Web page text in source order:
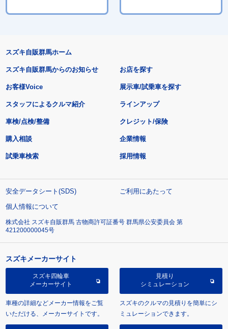
スズキ自販群馬ホーム
スズキ自販群馬からのお知らせ
お客様Voice
スタッフによるクルマ紹介
お店を探す
展示車/試乗車を探す
ラインアップ
車検/点検/整備 クレジット/保険
購入相談
試乗車検索
企業情報
採用情報
安全データシート(SDS)
ご利用にあたって
個人情報について
株式会社 スズキ自販群馬 古物商許可証番号 群馬県公安委員会 第
421200000045号
スズキメーカーサイト
スズキ四輪車
メーカーサイト
車種の詳細などメーカー情報をご覧
いただける、メーカーサイトです。
見積り
シミュレーション
スズキのクルマの見積りを簡単にシ
ミュレーションできます。